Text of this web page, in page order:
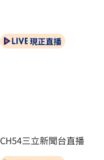
現正直播
CH54三立新聞台直播